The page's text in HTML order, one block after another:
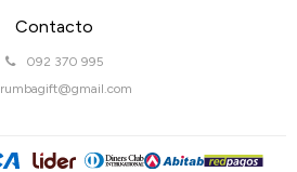
Contacto
092 370 995
rumbagift@gmail.com